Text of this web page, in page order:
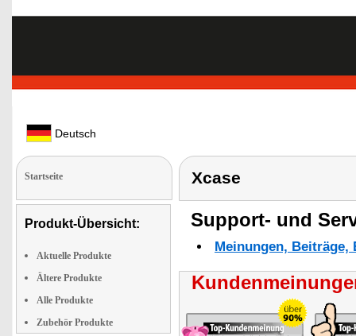
Deutsch
Startseite
Produkt-Übersicht:
Aktuelle Produkte
Ältere Produkte
Alle Produkte
Zubehör Produkte
Xcase
Support- und
Meinungen,